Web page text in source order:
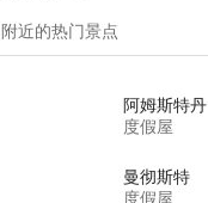
附近的热门景点
阿姆斯特丹
度假屋
曼彻斯特
度假屋